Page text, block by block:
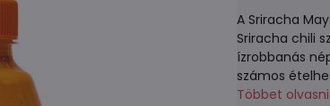
A Sriracha
Sriracha chili
ízrobbanás
számos
Többet olvasni